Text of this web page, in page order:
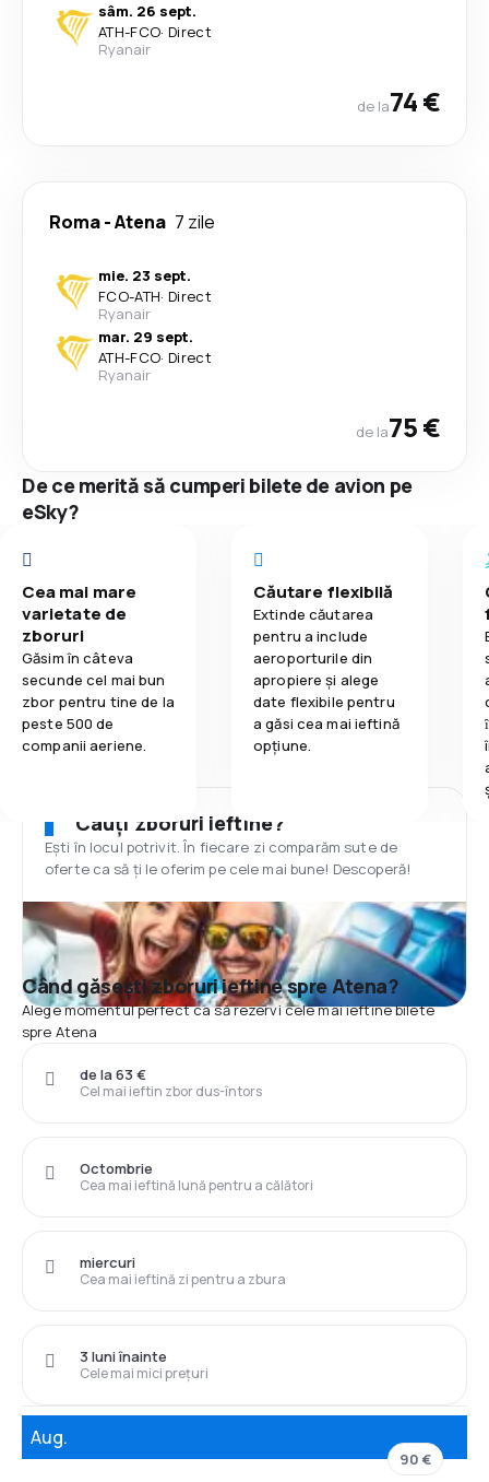
sâm. 26 sept.
ATH-FCO· Direct
Ryanair
de la74 €
Roma-Atena 7 zile
mie. 23 sept.
FCO-ATH· Direct
Ryanair
mar. 29 sept.
ATH-FCO· Direct
Ryanair
de la75 €
De ce merită să cumperi bilete de avion pe
eSky?
Cea mai mare
varietate de
zboruri
Găsim în câteva
secunde cel mai bun
zbor pentru tine de la
peste 500 de
companii aeriene.
Căutare flexibilă
Extinde căutarea
pentru a include
aeroporturile din
apropiere și alege
date flexibile pentru
a găsi cea mai ieftină
opțiune.
Cauți zboruri ieftine?
Ești în locul potrivit. În fiecare zi comparăm sute de
oferte ca să ți le oferim pe cele mai bune! Descoperă!
Când găsești zboruri ieftine spre Atena?
Alege momentul perfect ca să rezervi cele mai ieftine bilete
spre Atena
Cel mai ieftin zbor dus-întors
de la 63 €
Cea mai ieftină lună pentru a călători
Octombrie
Cea mai ieftină zi pentru a zbura
miercuri
Cele mai mici prețuri
3 luni înainte
Aug.
90 €